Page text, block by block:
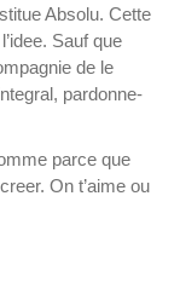
Absolu. Cette
Sauf que
de le
pardonne-
parce que
On t’aime ou